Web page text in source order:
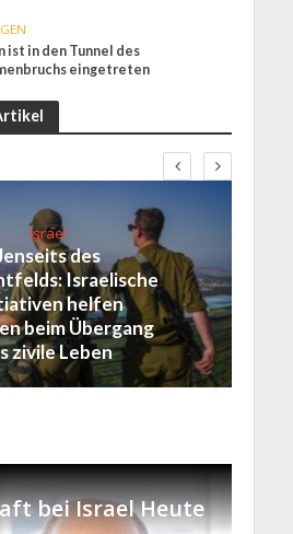
ist in den Tunnel des
eingetreten
Israel
des
Israelische
helfen
beim Übergang
zivile Leben
bei Israel Heute